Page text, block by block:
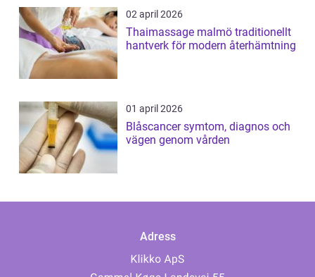
02 april 2026
Thaimassage malmö traditionellt
hantverk för modern återhämtning
01 april 2026
Blåscancer symtom, diagnos och
vägen genom vården
Adress